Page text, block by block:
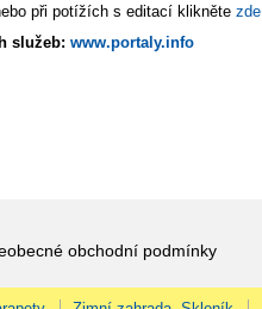
při potížích s editací klikněte zde
služeb: www.portaly.info
obchodní podmínky